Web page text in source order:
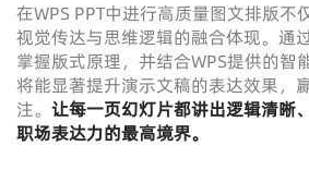
在WPS PPT中进行高质量图文排版不
视觉传达与思维逻辑的融合体现。通
掌握版式原理，并结合WPS提供的智
将能显著提升演示文稿的表达效果，
注。 让每一页幻灯片都讲出逻辑清晰
职场表达力的最高境界。